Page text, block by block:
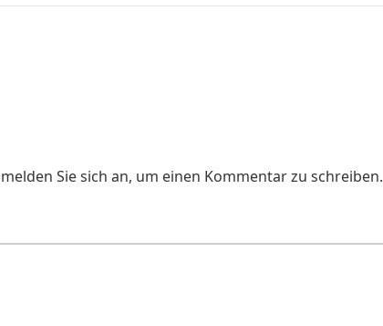
Sie sich an, um einen Kommentar zu schreiben.